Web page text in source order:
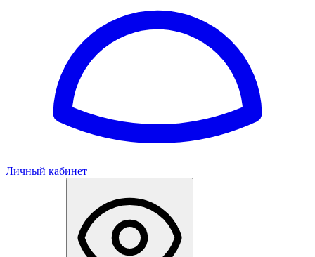
Личный кабинет